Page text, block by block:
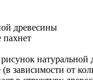
древесины
пахнет
натуральной
зависимости от